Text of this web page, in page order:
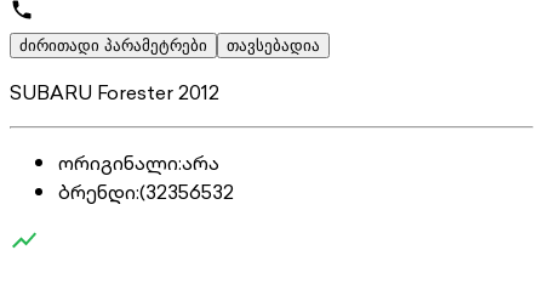
ძირითადი პარამეტრები თავსებადია
SUBARU Forester 2012
ორიგინალი:არა
ბრენდი:(32356532